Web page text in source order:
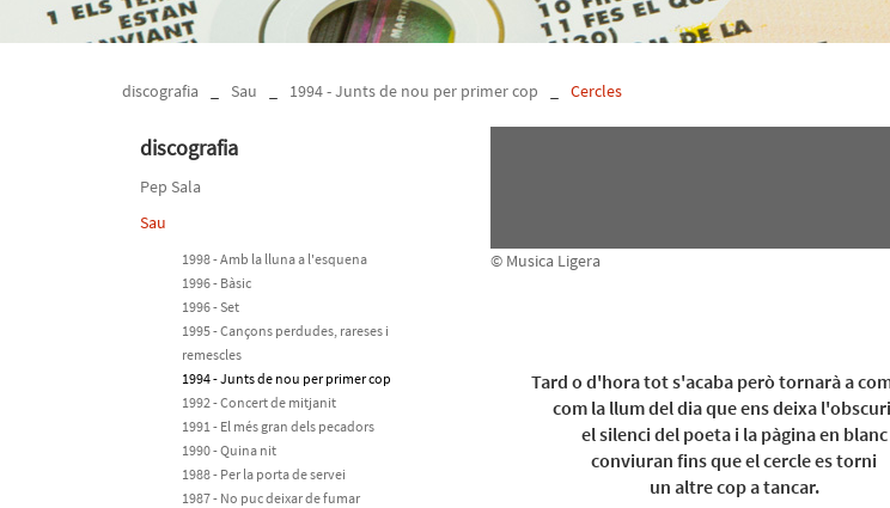
discografia Sau 1994 - Junts de nou per primer cop Cercles
discografia
Pep Sala
Sau
1998 - Amb la lluna a l'esquena
1996 - Bàsic
1996 - Set
1995 - Cançons perdudes, rareses i
remescles
1994 - Junts de nou per primer cop
1992 - Concert de mitjanit
1991 - El més gran dels pecadors
1990 - Quina nit
1988 - Per la porta de servei
1987 - No puc deixar de fumar
© Musica Ligera
Tard o d'hora tot s'acaba però tornarà a
com la llum del dia que ens deixa
el silenci del poeta i la pàgina en blanc
conviuran fins que el cercle es torni
un altre cop a tancar.